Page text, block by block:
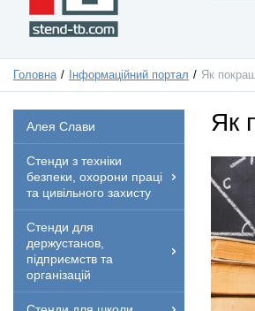
Головна Інформаційний портал Як
Алея Слави
Стенди з техніки
безпеки, охорони праці
та цивільного захисту
Стенди для
держустанов,
підприємств та
організацій
Як